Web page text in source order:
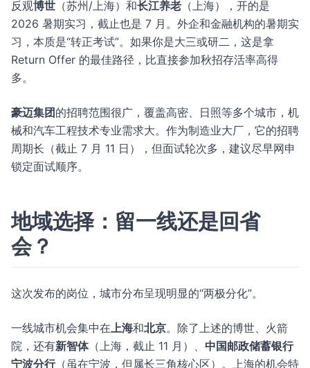
反观博世 （苏州/上海）和长江养老 （上海），开的是
2026 暑期实习，截止也是 7 月。外企和金融机构的暑期实
习，本质是“转正考试”。如果你是大三或研二，这是拿
Return Offer 的最佳路径，比直接参加秋招存活率高得
多。
豪迈集团 的招聘范围很广，覆盖高密、日照等多个城市，机
械和汽车工程技术专业需求大。作为制造业大厂，它的招聘
周期长（截止 7 月 11 日），但面试轮次多，建议尽早网申
锁定面试顺序。
地域选择：留一线还是回省
会？
这次发布的岗位，城市分布呈现明显的“两极分化”。
一线城市机会集中在上海和北京。除了上述的博世、火箭
院，还有新智体（上海，截止 11 月）、 中国邮政储蓄银行
宁波分行（虽在宁波，但属长三角核心区）。上海的机会特